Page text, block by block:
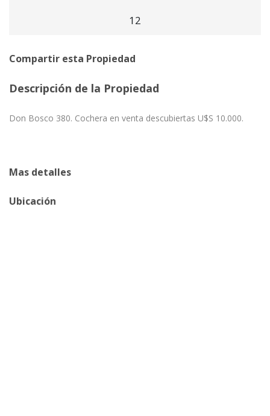
12
Compartir esta Propiedad
Descripción de la Propiedad
Don Bosco 380. Cochera en venta descubiertas U$S 10.000.
Mas detalles
Ubicación